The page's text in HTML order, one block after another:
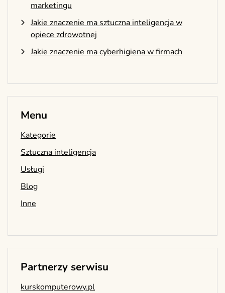
marketingu
Jakie znaczenie ma sztuczna inteligencja w
opiece zdrowotnej
Jakie znaczenie ma cyberhigiena w firmach
Menu
Kategorie
Sztuczna inteligencja
Usługi
Blog
Inne
Partnerzy serwisu
kurskomputerowy.pl